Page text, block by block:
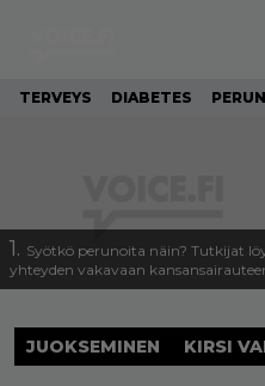
TERVEYS DIABETES
1. Syötkö perunoita näin? Tutkijat
yhteyden vakavaan
JUOKSEMINEN KIRSI